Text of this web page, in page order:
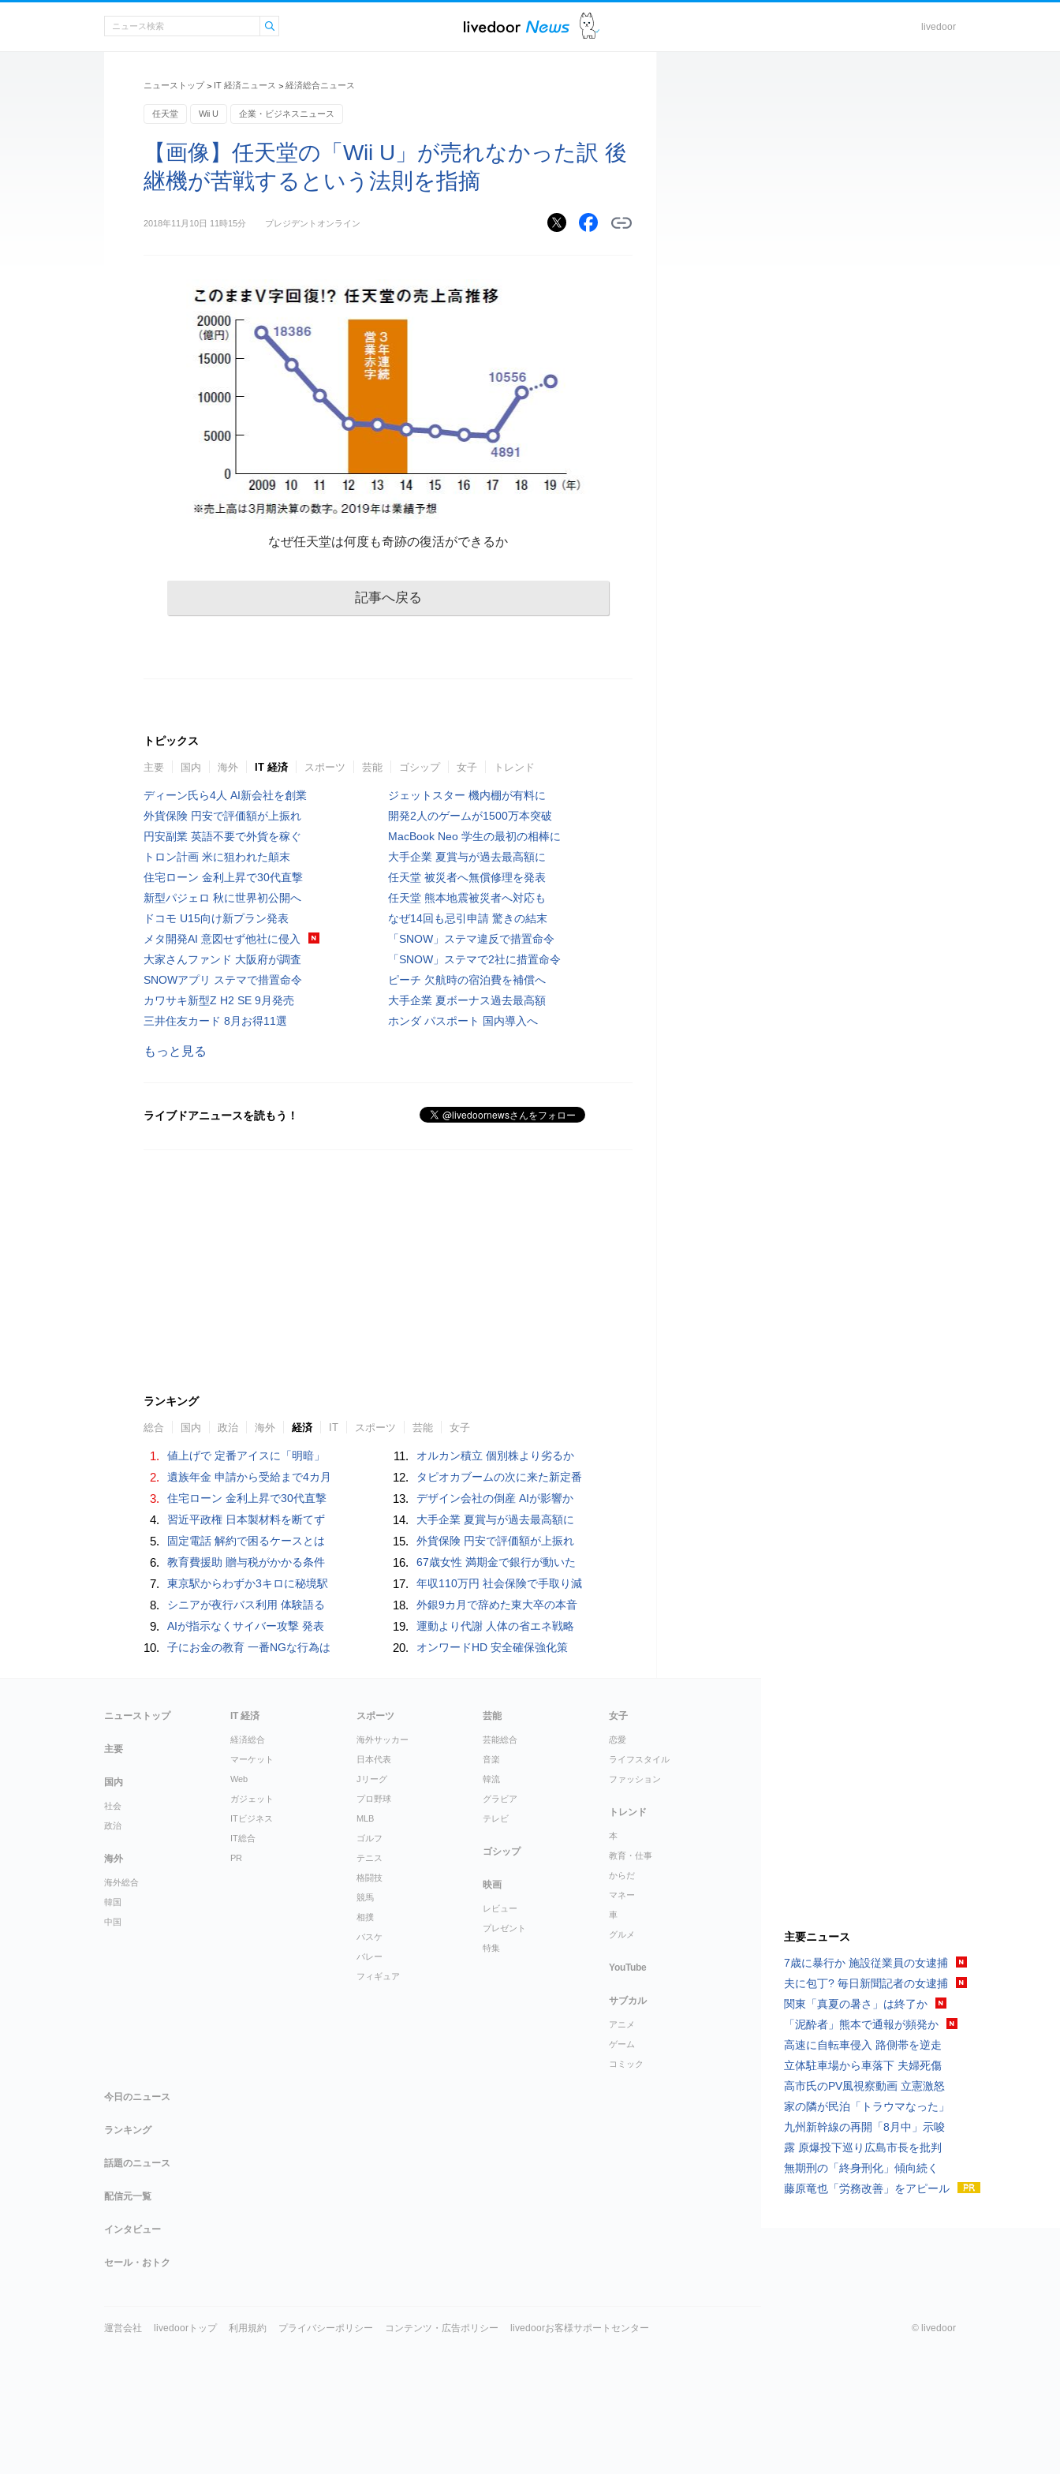
livedoor
ニューストップ > IT 経済ニュース > 経済総合ニュース
任天堂 Wii U 企業・ビジネスニュース
【画像】任天堂の「Wii U」が売れなかった訳 後
継機が苦戦するという法則を指摘
2018年11月10日 11時15分 プレジデントオンライン
なぜ任天堂は何度も奇跡の復活ができるか
記事へ戻る
トピックス
主要 国内 海外 IT 経済 スポーツ 芸能 ゴシップ 女子 トレンド
ディーン氏ら4人 AI新会社を創業
外貨保険 円安で評価額が上振れ
円安副業 英語不要で外貨を稼ぐ
トロン計画 米に狙われた顛末
住宅ローン 金利上昇で30代直撃
新型パジェロ 秋に世界初公開へ
ドコモ U15向け新プラン発表
メタ開発AI 意図せず他社に侵入
大家さんファンド 大阪府が調査
SNOWアプリ ステマで措置命令
カワサキ新型Z H2 SE 9月発売
三井住友カード 8月お得11選
ジェットスター 機内棚が有料に
開発2人のゲームが1500万本突破
MacBook Neo 学生の最初の相棒に
大手企業 夏賞与が過去最高額に
任天堂 被災者へ無償修理を発表
任天堂 熊本地震被災者へ対応も
なぜ14回も忌引申請 驚きの結末
「SNOW」ステマ違反で措置命令
「SNOW」ステマで2社に措置命令
ピーチ 欠航時の宿泊費を補償へ
大手企業 夏ボーナス過去最高額
ホンダ パスポート 国内導入へ
もっと見る
ライブドアニュースを読もう！
ランキング
総合 国内 政治 海外 経済 IT スポーツ 芸能 女子
1. 値上げで 定番アイスに「明暗」
2. 遺族年金 申請から受給まで4カ月
3. 住宅ローン 金利上昇で30代直撃
4. 習近平政権 日本製材料を断てず
5. 固定電話 解約で困るケースとは
6. 教育費援助 贈与税がかかる条件
7. 東京駅からわずか3キロに秘境駅
8. シニアが夜行バス利用 体験語る
9. AIが指示なくサイバー攻撃 発表
10. 子にお金の教育 一番NGな行為は
11. オルカン積立 個別株より劣るか
12. タピオカブームの次に来た新定番
13. デザイン会社の倒産 AIが影響か
14. 大手企業 夏賞与が過去最高額に
15. 外貨保険 円安で評価額が上振れ
16. 67歳女性 満期金で銀行が動いた
17. 年収110万円 社会保険で手取り減
18. 外銀9カ月で辞めた東大卒の本音
19. 運動より代謝 人体の省エネ戦略
20. オンワードHD 安全確保強化策
主要ニュース
7歳に暴行か 施設従業員の女逮捕
夫に包丁? 毎日新聞記者の女逮捕
関東「真夏の暑さ」は終了か
「泥酔者」熊本で通報が頻発か
高速に自転車侵入 路側帯を逆走
立体駐車場から車落下 夫婦死傷
高市氏のPV風視察動画 立憲激怒
家の隣が民泊「トラウマなった」
九州新幹線の再開「8月中」示唆
露 原爆投下巡り広島市長を批判
無期刑の「終身刑化」傾向続く
藤原竜也「労務改善」をアピール
ニューストップ
主要
国内
社会
政治
海外
海外総合
韓国
中国
IT 経済
経済総合
マーケット
Web
ガジェット
ITビジネス
IT総合
PR
スポーツ
海外サッカー
日本代表
Jリーグ
プロ野球
MLB
ゴルフ
テニス
格闘技
競馬
相撲
バスケ
バレー
フィギュア
芸能
芸能総合
音楽
韓流
グラビア
テレビ
ゴシップ
映画
レビュー
プレゼント
特集
女子
恋愛
ライフスタイル
ファッション
トレンド
本
教育・仕事
からだ
マネー
車
グルメ
YouTube
サブカル
アニメ
ゲーム
コミック
今日のニュース
ランキング
話題のニュース
配信元一覧
インタビュー
セール・おトク
運営会社 livedoorトップ 利用規約 プライバシーポリシー コンテンツ・広告ポリシー livedoorお客様サポートセンター © livedoor